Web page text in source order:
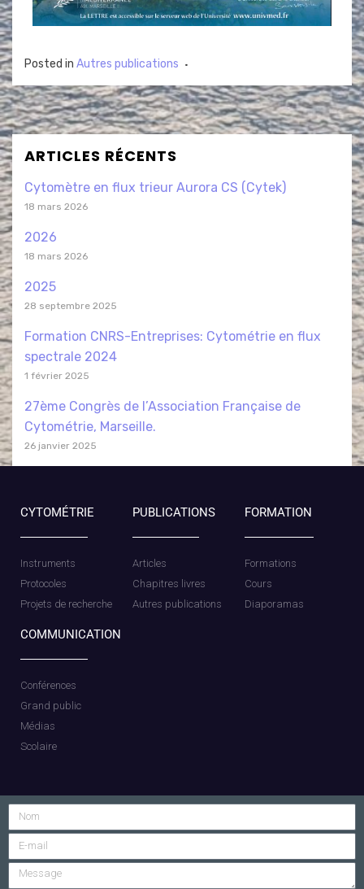
Posted in Autres publications
ARTICLES RÉCENTS
Cytomètre en flux trieur Aurora CS (Cytek)
18 mars 2026
2026
18 mars 2026
2025
28 septembre 2025
Formation CNRS-Entreprises: Cytométrie en flux
spectrale 2024
1 février 2025
27ème Congrès de l’Association Française de
Cytométrie, Marseille.
26 janvier 2025
CYTOMÉTRIE
Instruments
Protocoles
Projets de recherche
PUBLICATIONS
Articles
Chapitres livres
Autres publications
FORMATION
Formations
Cours
Diaporamas
COMMUNICATION
Conférences
Grand public
Médias
Scolaire